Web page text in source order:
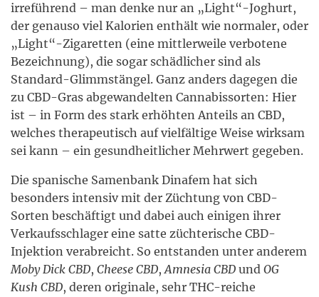
irreführend – man denke nur an „Light“-Joghurt,
der genauso viel Kalorien enthält wie normaler, oder
„Light“-Zigaretten (eine mittlerweile verbotene
Bezeichnung), die sogar schädlicher sind als
Standard-Glimmstängel. Ganz anders dagegen die
zu CBD-Gras abgewandelten Cannabissorten: Hier
ist – in Form des stark erhöhten Anteils an CBD,
welches therapeutisch auf vielfältige Weise wirksam
sei kann – ein gesundheitlicher Mehrwert gegeben.
Die spanische Samenbank Dinafem hat sich
besonders intensiv mit der Züchtung von CBD-
Sorten beschäftigt und dabei auch einigen ihrer
Verkaufsschlager eine satte züchterische CBD-
Injektion verabreicht. So entstanden unter anderem
Moby Dick CBD, Cheese CBD,Amnesia CBD und OG
Kush CBD, deren originale, sehr THC-reiche